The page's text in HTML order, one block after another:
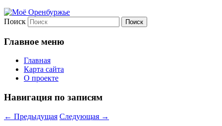
Поиск
Главное меню
Главная
Карта сайта
О проекте
Навигация по записям
← Предыдущая Следующая →